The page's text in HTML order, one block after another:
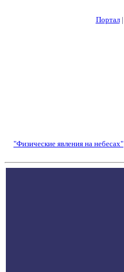
Портал|
"Физические явления на небесах"